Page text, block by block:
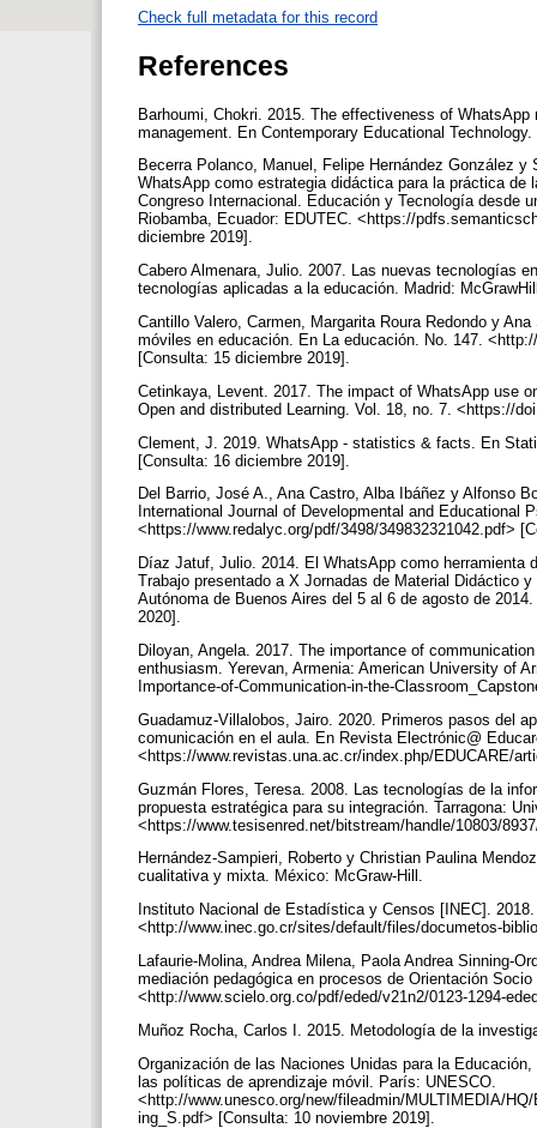
Check full metadata for this record
References
Barhoumi, Chokri. 2015. The effectiveness of
management. En Contemporary Educational
Becerra Polanco, Manuel, Felipe Hernández González
WhatsApp como estrategia didáctica para la práctica
Congreso Internacional. Educación y Tecnología desde
Riobamba, Ecuador: EDUTEC. <https://
diciembre 2019].
Cabero Almenara, Julio. 2007. Las nuevas tecnologías
tecnologías aplicadas a la educación. Madrid:
Cantillo Valero, Carmen, Margarita Roura Redondo y
móviles en educación. En La educación. No. 147.
[Consulta: 15 diciembre 2019].
Cetinkaya, Levent. 2017. The impact of WhatsApp use
Open and distributed Learning. Vol. 18, no. 7. <https://
Clement, J. 2019. WhatsApp - statistics & facts. En
[Consulta: 16 diciembre 2019].
Del Barrio, José A., Ana Castro, Alba Ibáñez y Alfonso
International Journal of Developmental and Educational
<https://www.redalyc.org/pdf/3498/349832321042.pdf>
Díaz Jatuf, Julio. 2014. El WhatsApp como herramienta
Trabajo presentado a X Jornadas de Material Didáctico
Autónoma de Buenos Aires del 5 al 6 de agosto de
2020].
Diloyan, Angela. 2017. The importance of
enthusiasm. Yerevan, Armenia: American University of
Importance-of-Communication-in-the-
Guadamuz-Villalobos, Jairo. 2020. Primeros pasos del
comunicación en el aula. En Revista Electrónic@
<https://www.revistas.una.ac.cr/index.php/EDUCARE/
Guzmán Flores, Teresa. 2008. Las tecnologías de la
propuesta estratégica para su integración. Tarragona:
<https://www.tesisenred.net/bitstream/handle/10803/
Hernández-Sampieri, Roberto y Christian Paulina
cualitativa y mixta. México: McGraw-Hill.
Instituto Nacional de Estadística y Censos [INEC].
<http://www.inec.go.cr/sites/default/files/documetos-
Lafaurie-Molina, Andrea Milena, Paola Andrea Sinning-
mediación pedagógica en procesos de Orientación
<http://www.scielo.org.co/pdf/eded/v21n2/0123-1294-
Muñoz Rocha, Carlos I. 2015. Metodología de la
Organización de las Naciones Unidas para la
las políticas de aprendizaje móvil. París: UNESCO.
<http://www.unesco.org/new/fileadmin/MULTIMEDIA/
ing_S.pdf> [Consulta: 10 noviembre 2019].